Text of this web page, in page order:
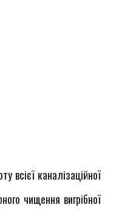
всієї каналізаційної
чищення вигрібної